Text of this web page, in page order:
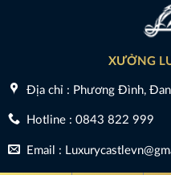
XƯỞNG
Địa chỉ : Phương Đình,
Hotline : 0843 822 999
Email :